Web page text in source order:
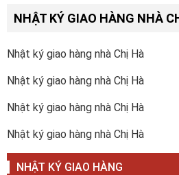
NHẬT KÝ GIAO HÀNG NHÀ
Nhật ký giao hàng nhà Chị Hà
Nhật ký giao hàng nhà Chị Hà
Nhật ký giao hàng nhà Chị Hà
Nhật ký giao hàng nhà Chị Hà
NHẬT KÝ GIAO HÀNG